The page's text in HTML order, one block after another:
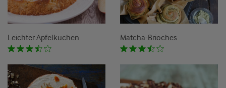
Leichter Apfelkuchen Matcha-Brioches